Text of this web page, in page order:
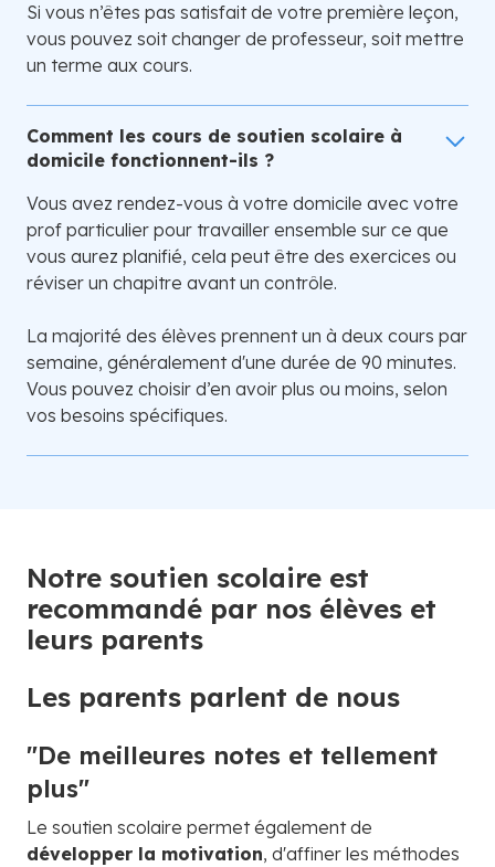
Si vous n’êtes pas satisfait de votre première leçon,
vous pouvez soit changer de professeur, soit mettre
un terme aux cours.
Comment les cours de soutien scolaire à
domicile fonctionnent-ils ?
Vous avez rendez-vous à votre domicile avec votre
prof particulier pour travailler ensemble sur ce que
vous aurez planifié, cela peut être des exercices ou
réviser un chapitre avant un contrôle.
La majorité des élèves prennent un à deux cours par
semaine, généralement d'une durée de 90 minutes.
Vous pouvez choisir d’en avoir plus ou moins, selon
vos besoins spécifiques.
Notre soutien scolaire est
recommandé par nos élèves et
leurs parents
Les parents parlent de nous
"De meilleures notes et tellement
plus"
Le soutien scolaire permet également de
développer la motivation, d'affiner les méthodes